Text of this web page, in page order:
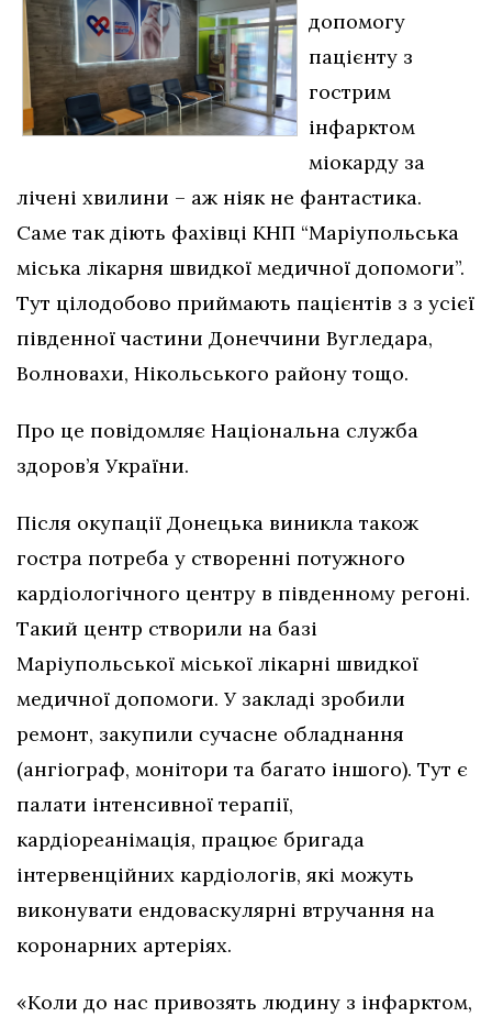
допомогу
пацієнту з
гострим
інфарктом
міокарду за
лічені хвилини – аж ніяк не фантастика.
Саме так діють фахівці КНП “Маріупольська
міська лікарня швидкої медичної допомоги”.
Тут цілодобово приймають пацієнтів з з усієї
південної частини Донеччини Вугледара,
Волновахи, Нікольського району тощо.
Про це повідомляє Національна служба
здоров’я України.
Після окупації Донецька виникла також
гостра потреба у створенні потужного
кардіологічного центру в південному регоні.
Такий центр створили на базі
Маріупольської міської лікарні швидкої
медичної допомоги. У закладі зробили
ремонт, закупили сучасне обладнання
(ангіограф, монітори та багато іншого). Тут є
палати інтенсивної терапії,
кардіореанімація, працює бригада
інтервенційних кардіологів, які можуть
виконувати ендоваскулярні втручання на
коронарних артеріях.
«Коли до нас привозять людину з інфарктом,